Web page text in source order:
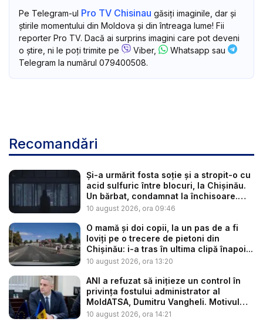
Pe Telegram-ul Pro TV Chisinau găsiți imaginile, dar și
știrile momentului din Moldova și din întreaga lume! Fii
reporter Pro TV. Dacă ai surprins imagini care pot deveni
o știre, ni le poți trimite pe
Viber,
Whatsapp sau
Telegram la numărul 079400508.
Recomandări
Și-a urmărit fosta soție și a stropit-o cu
acid sulfuric între blocuri, la Chișinău.
Un bărbat, condamnat la închisoare.
Ce...
10 august 2026, ora 09:46
O mamă și doi copii, la un pas de a fi
loviți pe o trecere de pietoni din
Chișinău: i-a tras în ultima clipă înapoi...
10 august 2026, ora 13:20
ANI a refuzat să inițieze un control în
privința fostului administrator al
MoldATSA, Dumitru Vangheli. Motivul
in...
10 august 2026, ora 14:21